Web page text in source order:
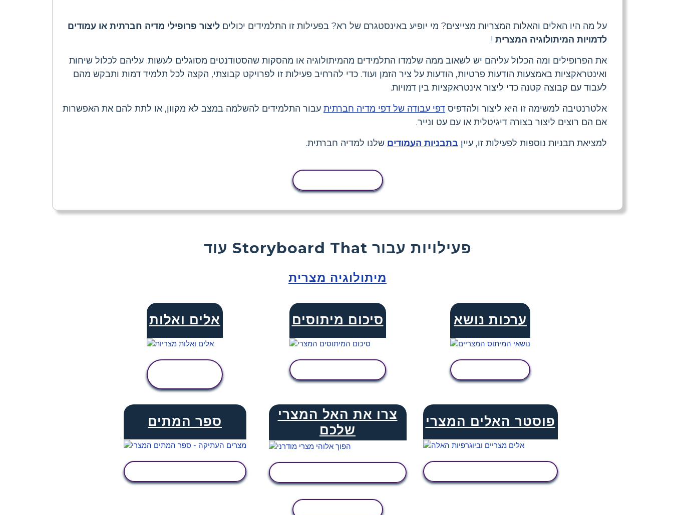
על מה היו האלים והאלות המצריות מצייצים? מי יופיע באינסטגרם של רא? בפעילות זו התלמידים יכולים ליצור פרופילי מדיה חברתית או עמודים
לדמויות המיתולוגיה המצרית !
את הפרופילים ומה הכלול עליהם יש לשאוב ממה שלמדו התלמידים מהמיתולוגיה או מהסקות שהסטודנטים מסוגלים לעשות. עליהם לכלול שיחות
ואינטראקציות באמצעות הודעות פרטיות, הודעות על ציר הזמן ועוד. כדי להרחיב פעילות זו לפרויקט קבוצתי, הקצה לכל תלמיד דמות ותבקש מהם
לעבוד עם קבוצה קטנה כדי ליצור אינטראקציות בין דמויות.
אלטרנטיבה למשימה זו היא ליצור ולהדפיס דפי עבודה של דפי מדיה חברתית עבור התלמידים להשלמה במצב לא מקוון, או לתת להם את האפשרות
אם הם רוצים ליצור בצורה דיגיטלית או עם עט ונייר.
למציאת תבניות נוספות לפעילות זו, עיין בתבניות העמודים שלנו למדיה חברתית.
עוד Storyboard That פעילויות עבור
מיתולוגיה מצרית
אלים ואלות סיכום מיתוסים ערכות נושא
ספר המתים
צרו את האל המצרי
שלכם
פוסטר האלים המצרי